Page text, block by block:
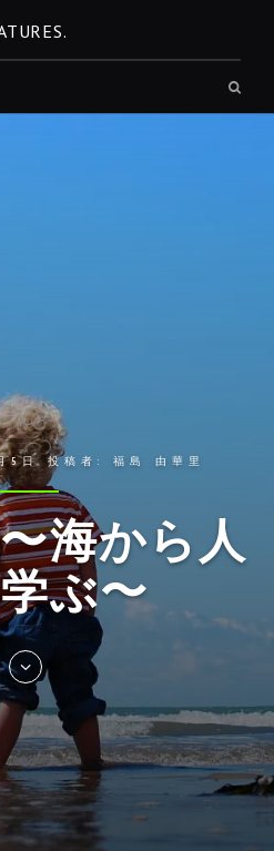
5日投稿者:福島 由華里
海から人
ぶ〜
to
entry
content